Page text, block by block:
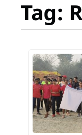
Tag: